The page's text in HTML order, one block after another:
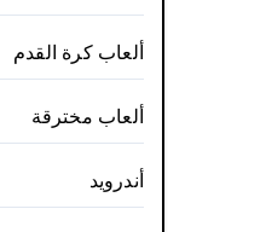
ألعاب كرة القدم
ألعاب مخترقة
أندرويد